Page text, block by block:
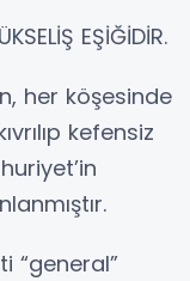
EŞİĞİDİR.
her köşesinde
kefensiz
“general”